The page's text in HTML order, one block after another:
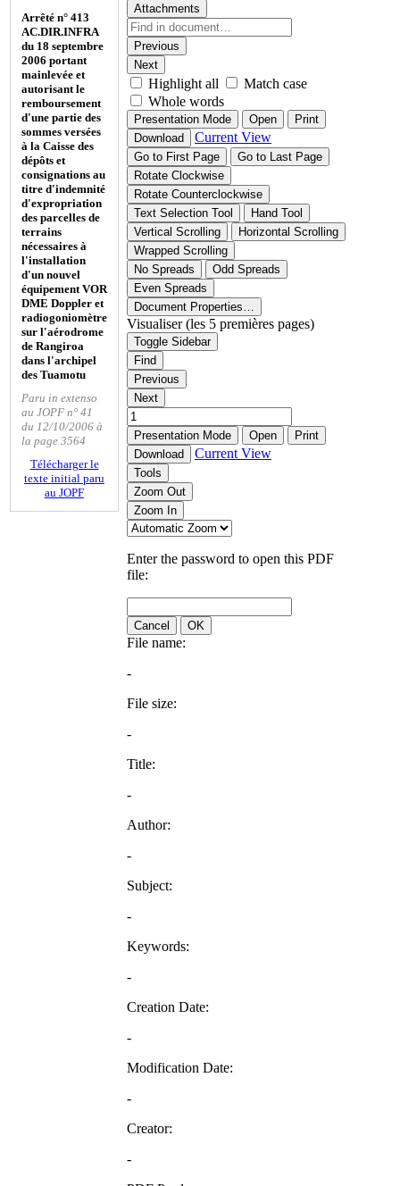
Arrêté n° 413
AC.DIR.INFRA
du 18 septembre
2006 portant
mainlevée et
autorisant le
remboursement
d'une partie des
sommes versées
à la Caisse des
dépôts et
consignations au
titre d'indemnité
d'expropriation
des parcelles de
terrains
nécessaires à
l'installation
d'un nouvel
équipement VOR
DME Doppler et
radiogoniomètre
sur l'aérodrome
de Rangiroa
dans l'archipel
des Tuamotu
Paru in extenso
au JOPF n° 41
du 12/10/2006 à
la page 3564
Télécharger le
texte initial paru
au JOPF
Attachments
Previous
Next
Highlight all
Match case
Whole words
Presentation Mode Open
Print
Download
Current View
Go to First Page
Go to Last Page
Rotate Clockwise
Rotate Counterclockwise
Text Selection Tool
Hand Tool
Vertical Scrolling
Horizontal Scrolling
Wrapped Scrolling
No Spreads
Odd Spreads
Even Spreads
Document Properties…
Visualiser (les 5 premières pages)
Toggle Sidebar
Find
Previous
Next
Presentation Mode Open
Print
Download
Current View
Tools
Zoom Out
Zoom In
Enter the password to open this PDF
file:
Cancel OK
File name:
-
File size:
-
Title:
-
Author:
-
Subject:
-
Keywords:
-
Creation Date:
-
Modification Date:
-
Creator:
-